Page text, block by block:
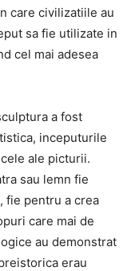
care civilizatiile au
sa fie utilizate in
cel mai adesea
a fost
inceputurile
ale picturii.
sau lemn fie
fie pentru a crea
care mai de
au demonstrat
erau